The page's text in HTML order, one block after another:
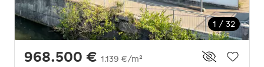
1 / 32
968.500 € 1.139 €/m²